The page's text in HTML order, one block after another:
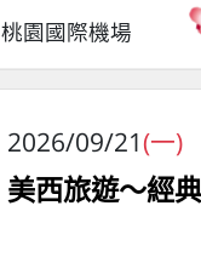
桃園國際機場
2026/09/21(一)
美西旅遊～經